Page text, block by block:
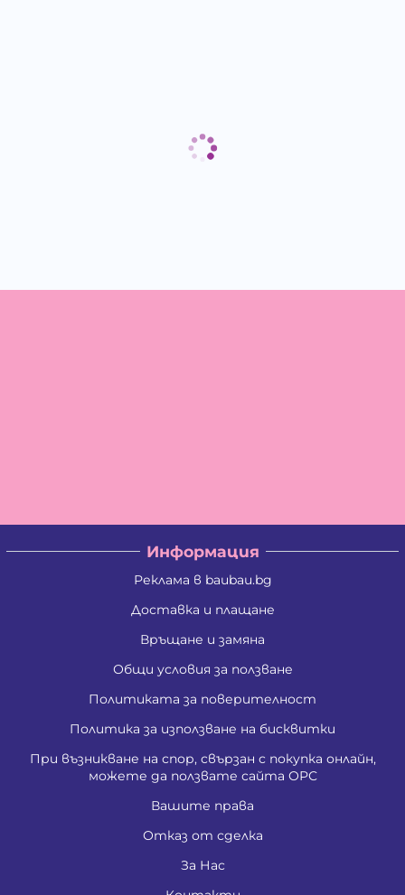
Информация
Реклама в baubau.bg
Доставка и плащане
Връщане и замяна
Общи условия за ползване
Политиката за поверителност
Политика за използване на бисквитки
При възникване на спор, свързан с покупка онлайн,
можете да ползвате сайта ОРС
Вашите права
Отказ от сделка
За Нас